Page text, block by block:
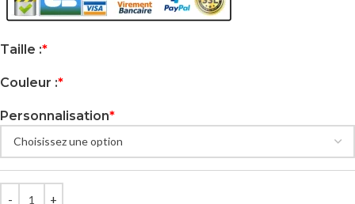
*
Taille :
*
Couleur :
*
Personnalisation